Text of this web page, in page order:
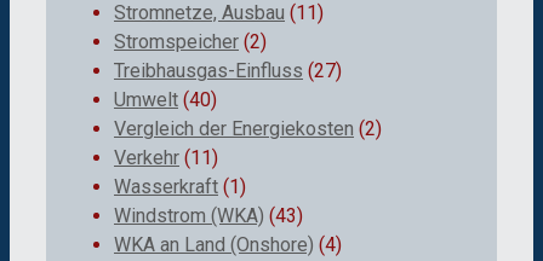
Stromnetze, Ausbau (11)
Stromspeicher (2)
Treibhausgas-Einfluss (27)
Umwelt (40)
Vergleich der Energiekosten (2)
Verkehr (11)
Wasserkraft (1)
Windstrom (WKA) (43)
WKA an Land (Onshore) (4)